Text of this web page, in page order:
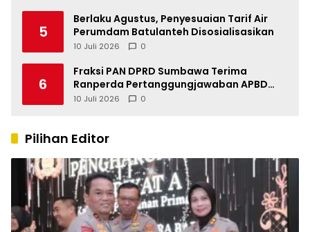
5
Berlaku Agustus, Penyesuaian Tarif Air
Perumdam Batulanteh Disosialisasikan
10 Juli 2026 0
6
Fraksi PAN DPRD Sumbawa Terima
Ranperda Pertanggungjawaban APBD
2025, Soroti SILPA Rp201,68 Miliar dan
10 Juli 2026 0
Pilihan Editor